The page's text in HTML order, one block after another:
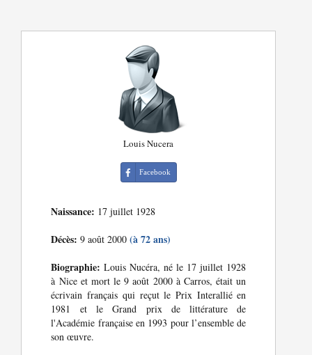
Louis Nucera
Facebook
Naissance: 17 juillet 1928
Décès: 9 août 2000(à 72 ans)
Biographie: Louis Nucéra, né le 17 juillet 1928
à Nice et mort le 9 août 2000 à Carros, était un
écrivain français qui reçut le Prix Interallié en
1981 et le Grand prix de littérature de
l'Académie française en 1993 pour l’ensemble de
son œuvre.